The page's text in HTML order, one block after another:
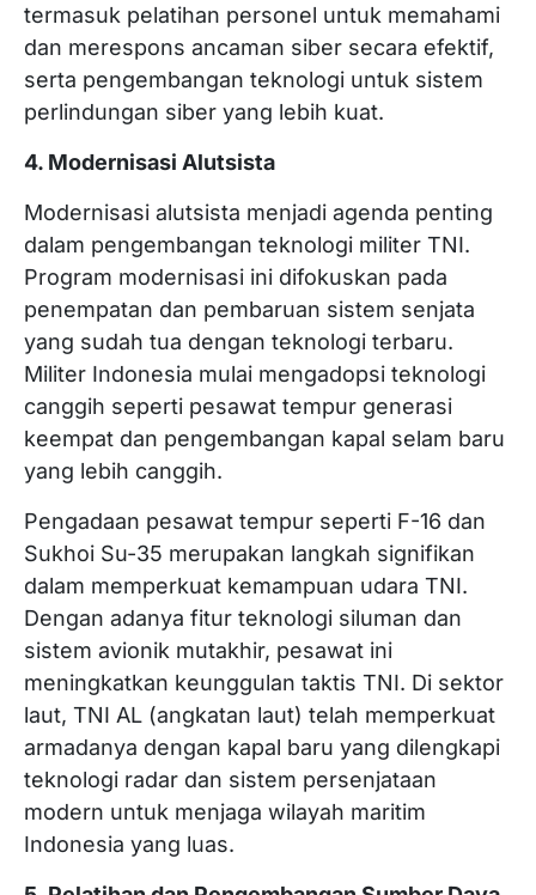
termasuk pelatihan personel untuk memahami
dan merespons ancaman siber secara efektif,
serta pengembangan teknologi untuk sistem
perlindungan siber yang lebih kuat.
4. Modernisasi Alutsista
Modernisasi alutsista menjadi agenda penting
dalam pengembangan teknologi militer TNI.
Program modernisasi ini difokuskan pada
penempatan dan pembaruan sistem senjata
yang sudah tua dengan teknologi terbaru.
Militer Indonesia mulai mengadopsi teknologi
canggih seperti pesawat tempur generasi
keempat dan pengembangan kapal selam baru
yang lebih canggih.
Pengadaan pesawat tempur seperti F-16 dan
Sukhoi Su-35 merupakan langkah signifikan
dalam memperkuat kemampuan udara TNI.
Dengan adanya fitur teknologi siluman dan
sistem avionik mutakhir, pesawat ini
meningkatkan keunggulan taktis TNI. Di sektor
laut, TNI AL (angkatan laut) telah memperkuat
armadanya dengan kapal baru yang dilengkapi
teknologi radar dan sistem persenjataan
modern untuk menjaga wilayah maritim
Indonesia yang luas.